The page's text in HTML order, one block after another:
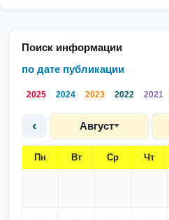
Поиск информации
по дате публикации
2025 2024 2023 2022 2021
‹ Август
Пн Вт Ср Чт